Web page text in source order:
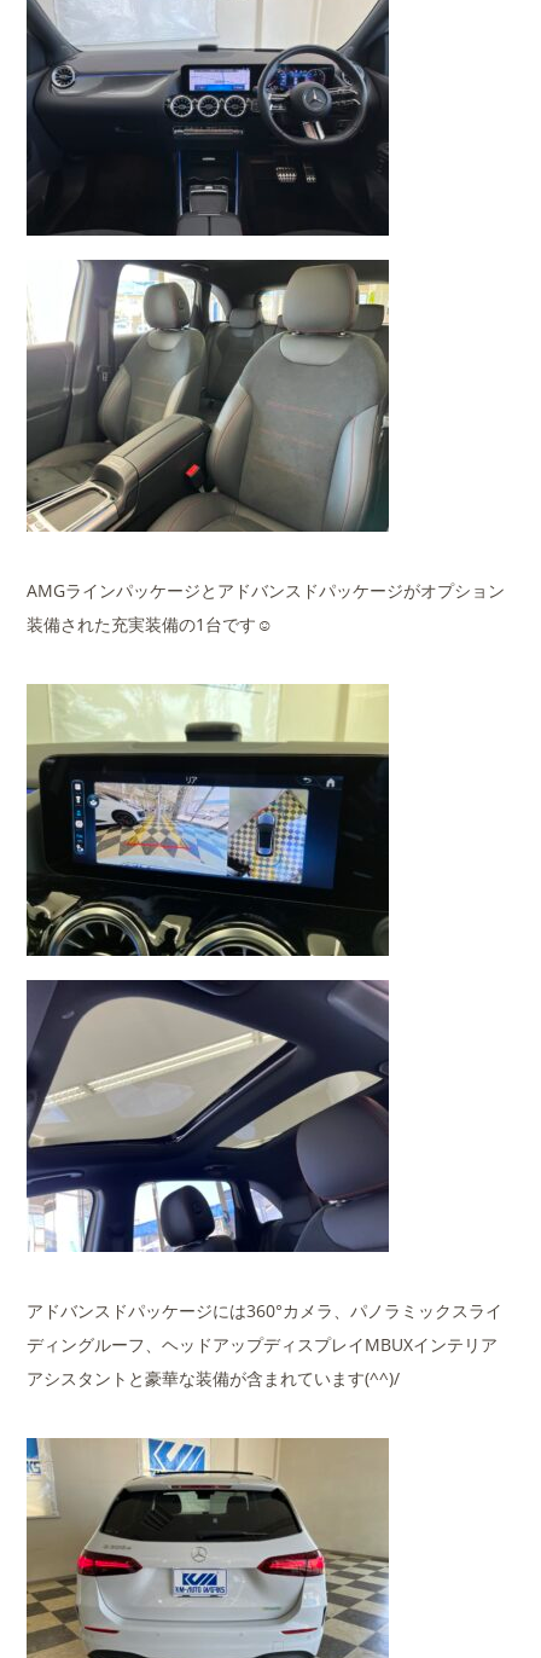
AMGラインパッケージとアドバンスドパッケージがオプション
装備された充実装備の1台です☺
アドバンスドパッケージには360°カメラ、パノラミックスライ
ディングルーフ、ヘッドアップディスプレイMBUXインテリア
アシスタントと豪華な装備が含まれています(^^)/